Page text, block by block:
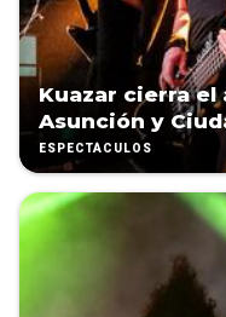
Kuazar cierra el
Asunción y
ESPECTÁCULOS